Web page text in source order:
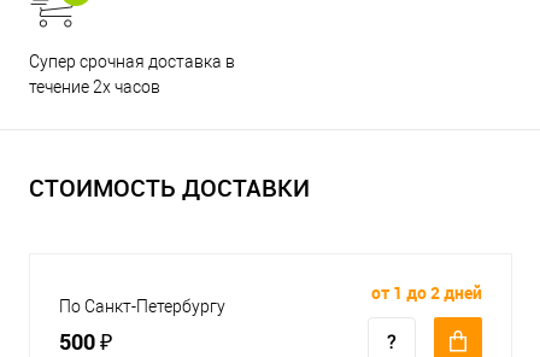
Супер срочная доставка в
течение 2х часов
СТОИМОСТЬ ДОСТАВКИ
По Санкт-Петербургу
500 ₽
от 1 до 2 дней